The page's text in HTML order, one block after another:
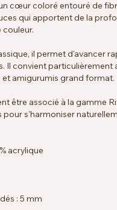
cœur coloré entouré de
qui apportent de la
couleur.
il permet d'avancer
Il convient particulièrement
amigurumis grand format.
être associé à la gamme
s'harmoniser
acrylique
: 5 mm